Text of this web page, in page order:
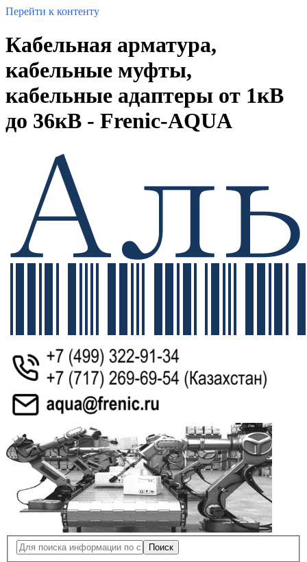
Перейти к контенту
Кабельная арматура,
кабельные муфты,
кабельные адаптеры от 1кВ
до 36кВ - Frenic-AQUA
Поиск